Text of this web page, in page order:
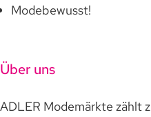
Modebewusst!
Über uns
ADLER Modemärkte zählt